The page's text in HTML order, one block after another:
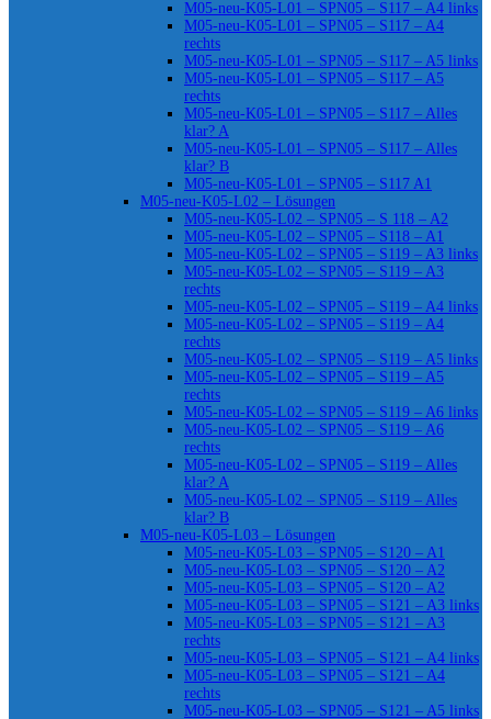
M05-neu-K05-L01 – SPN05 – S117 – A4 links
M05-neu-K05-L01 – SPN05 – S117 – A4
rechts
M05-neu-K05-L01 – SPN05 – S117 – A5 links
M05-neu-K05-L01 – SPN05 – S117 – A5
rechts
M05-neu-K05-L01 – SPN05 – S117 – Alles
klar? A
M05-neu-K05-L01 – SPN05 – S117 – Alles
klar? B
M05-neu-K05-L01 – SPN05 – S117 A1
M05-neu-K05-L02 – Lösungen
M05-neu-K05-L02 – SPN05 – S 118 – A2
M05-neu-K05-L02 – SPN05 – S118 – A1
M05-neu-K05-L02 – SPN05 – S119 – A3 links
M05-neu-K05-L02 – SPN05 – S119 – A3
rechts
M05-neu-K05-L02 – SPN05 – S119 – A4 links
M05-neu-K05-L02 – SPN05 – S119 – A4
rechts
M05-neu-K05-L02 – SPN05 – S119 – A5 links
M05-neu-K05-L02 – SPN05 – S119 – A5
rechts
M05-neu-K05-L02 – SPN05 – S119 – A6 links
M05-neu-K05-L02 – SPN05 – S119 – A6
rechts
M05-neu-K05-L02 – SPN05 – S119 – Alles
klar? A
M05-neu-K05-L02 – SPN05 – S119 – Alles
klar? B
M05-neu-K05-L03 – Lösungen
M05-neu-K05-L03 – SPN05 – S120 – A1
M05-neu-K05-L03 – SPN05 – S120 – A2
M05-neu-K05-L03 – SPN05 – S120 – A2
M05-neu-K05-L03 – SPN05 – S121 – A3 links
M05-neu-K05-L03 – SPN05 – S121 – A3
rechts
M05-neu-K05-L03 – SPN05 – S121 – A4 links
M05-neu-K05-L03 – SPN05 – S121 – A4
rechts
M05-neu-K05-L03 – SPN05 – S121 – A5 links